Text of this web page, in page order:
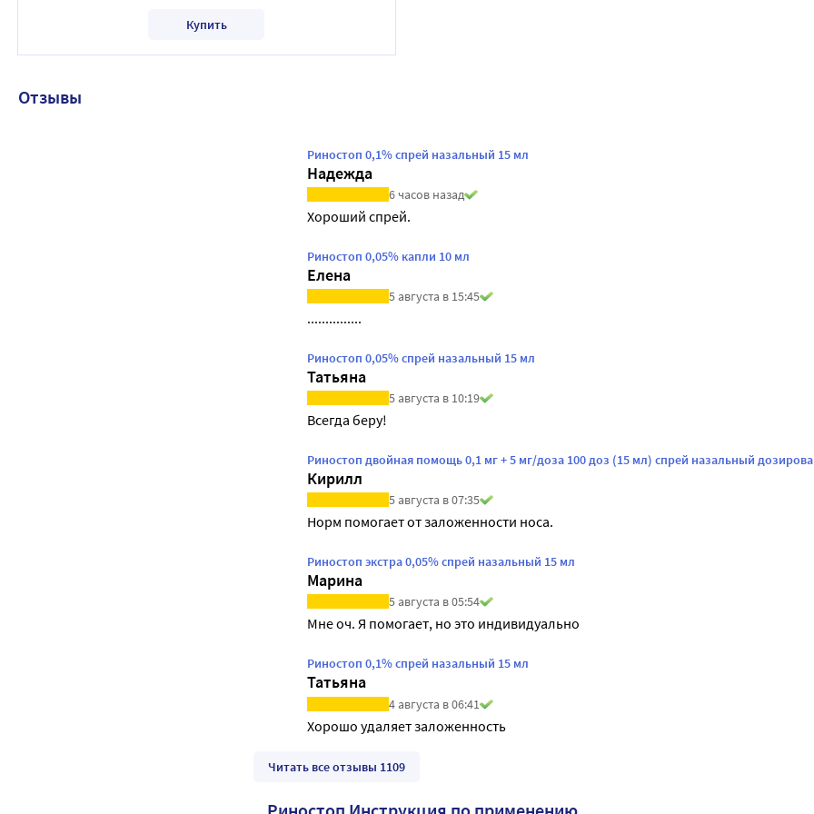
Купить
Отзывы
Риностоп 0,1% спрей назальный 15 мл
Надежда
6 часов назад
Хороший спрей.
Риностоп 0,05% капли 10 мл
Елена
5 августа в 15:45
...............
Риностоп 0,05% спрей назальный 15 мл
Татьяна
5 августа в 10:19
Всегда беру!
Риностоп двойная помощь 0,1 мг + 5 мг/доза 100 доз (15 мл) спрей назальный
Кирилл
5 августа в 07:35
Норм помогает от заложенности носа.
Риностоп экстра 0,05% спрей назальный 15 мл
Марина
5 августа в 05:54
Мне оч. Я помогает, но это индивидуально
Риностоп 0,1% спрей назальный 15 мл
Татьяна
4 августа в 06:41
Хорошо удаляет заложенность
Читать все отзывы 1109